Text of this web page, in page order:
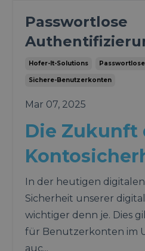
Passwortlose
Hofer-It-Solutions
Sichere-Benutzerkonten
Mar 07, 2025
Die Zukunft
In der heutigen
Sicherheit unserer
wichtiger denn je. Dies
für Benutzerkonten im
auc...